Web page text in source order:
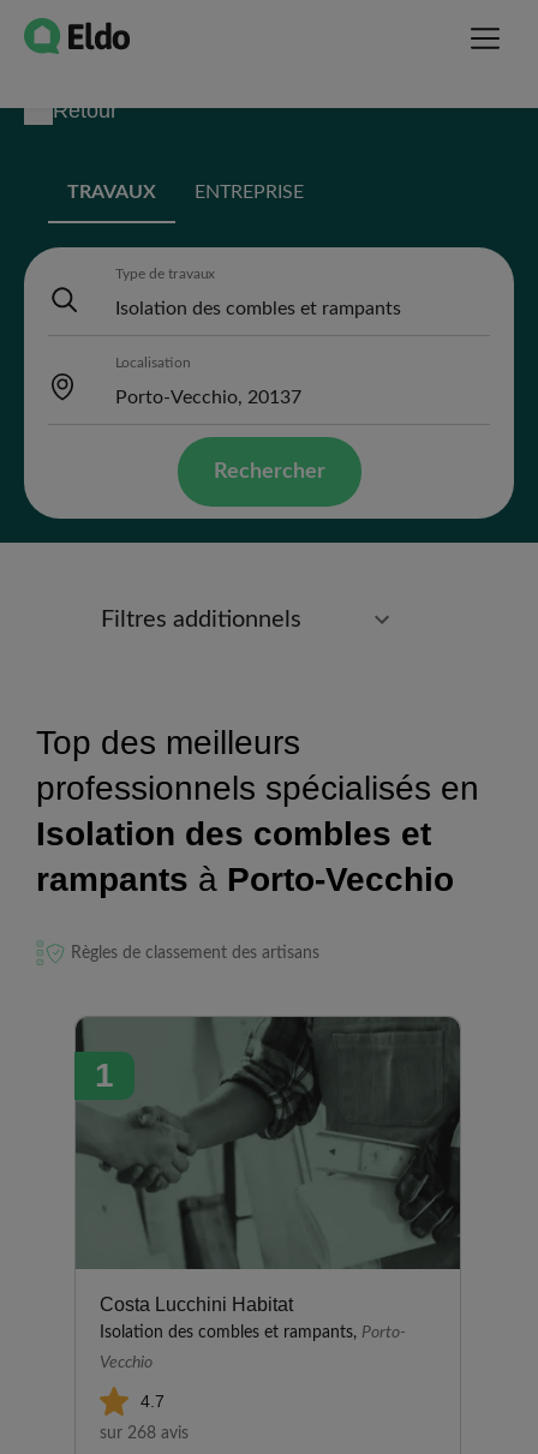
Retour
TRAVAUX ENTREPRISE
Type de travaux
Localisation
Rechercher
Filtres additionnels
Top des meilleurs
professionnels spécialisés en
Isolation des combles et
rampants à Porto-Vecchio
Règles de classement des artisans
1
Costa Lucchini Habitat
Isolation des combles et rampants, Porto-
Vecchio
4.7
sur 268 avis